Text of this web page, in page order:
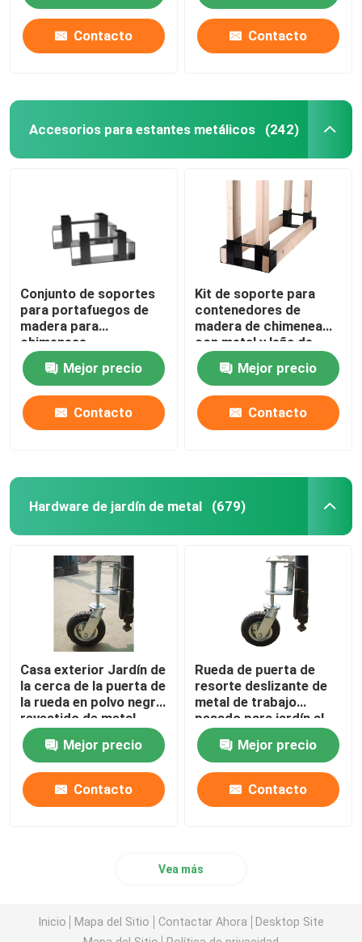
Contacto Contacto
Accesorios para estantes metálicos (242)
Conjunto de soportes
para portafuegos de
madera para
chimeneas
Mejor precio
Contacto
Kit de soporte para
contenedores de
madera de chimenea
con metal y leña de
longitud ajustable
Mejor precio
Contacto
Hardware de jardín de metal (679)
Casa exterior Jardín de
la cerca de la puerta de
la rueda en polvo negro
revestido de metal
diseño de
deslizamiento
Mejor precio
Contacto
Rueda de puerta de
resorte deslizante de
metal de trabajo
pesado para jardín al
aire libre y puerta de
cercas de seguridad
Mejor precio
Contacto
Vea más
Inicio Mapa del Sitio Contactar Ahora
Desktop Site